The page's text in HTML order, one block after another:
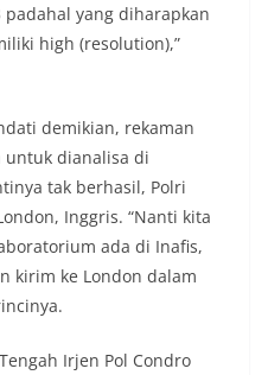
yang diharapkan
high (resolution),”
demikian, rekaman
untuk dianalisa di
tak berhasil, Polri
Inggris. “Nanti kita
ada di Inafis,
kirim ke London dalam
Irjen Pol Condro